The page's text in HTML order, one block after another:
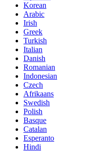
Korean
Arabic
Irish
Greek
Turkish
Italian
Danish
Romanian
Indonesian
Czech
Afrikaans
Swedish
Polish
Basque
Catalan
Esperanto
Hindi